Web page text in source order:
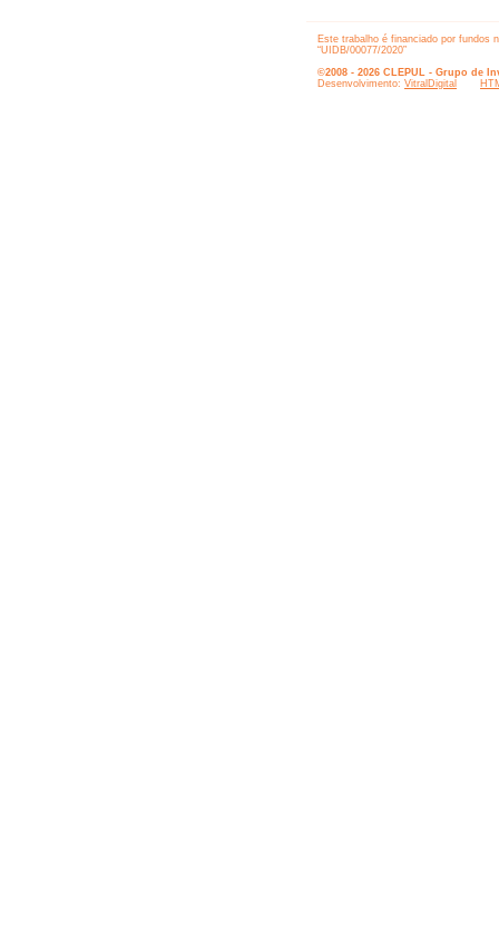
Este trabalho é financiado por fundos
“UIDB/00077/2020”
©2008 - 2026 CLEPUL - Grupo de
Desenvolvimento: VitralDigital